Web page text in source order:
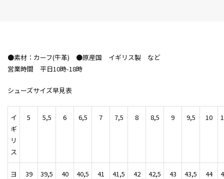
●素材：カーフ(牛革) ●原産国 イギリス製 など
営業時間 平日10時-18時
シューズサイズ早見表
イ
ギ
リ
ス
5 5,5 6 6,5 7 7,5 8 8,5 9 9,5 10
ヨ
39 39,5 40 40,5 41 41,5 42 42,5 43 43,5 44